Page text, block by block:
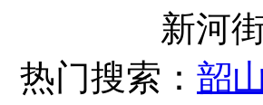
新河
热门搜索： 韶